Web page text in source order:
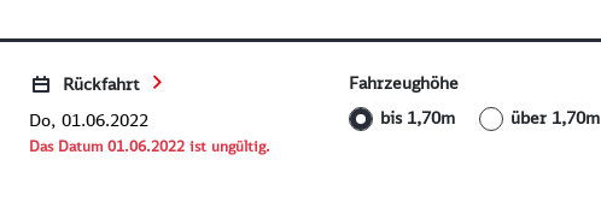
Rückfahrt
Do,
Das Datum 01.06.2022 ist ungültig.
Fahrzeughöhe
bis 1,70m
über 1,70m